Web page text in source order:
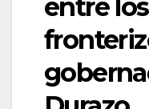
entre